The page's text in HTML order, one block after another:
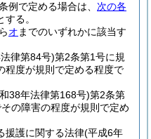
例で定める場合は、 次の各
る。
オ までのいずれかに該当す
律第84号)第2条第1号に規
程度が規則で定める程度で
38年法律第168号)第2条第
の障害の程度が規則で定め
援護に関する法律(平成6年